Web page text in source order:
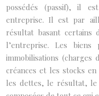
possédés (passif), il
entreprise. Il est par
résultat basant
l’entreprise. Les biens
immobilisations
créances et les stocks en
les dettes, le résultat,